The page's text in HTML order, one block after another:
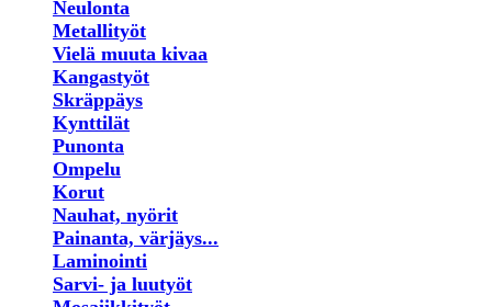
Neulonta
Metallityöt
Vielä muuta kivaa
Kangastyöt
Skräppäys
Kynttilät
Punonta
Ompelu
Korut
Nauhat, nyörit
Painanta, värjäys...
Laminointi
Sarvi- ja luutyöt